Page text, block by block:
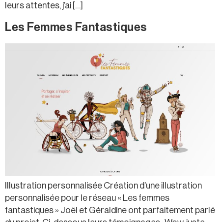
leurs attentes, j’ai […]
Les Femmes Fantastiques
Illustration personnalisée Création d’une illustration
personnalisée pour le réseau « Les femmes
fantastiques » Joël et Géraldine ont parfaitement parlé